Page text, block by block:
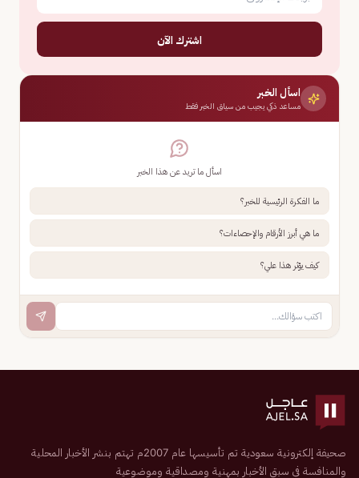
اشترك الآن
اسأل الخبر
مساعد ذكي يجيب من سياق الخبر فقط
اسأل ما تريد عن هذا الخبر
ما الفكرة الرئيسية للخبر؟
ما هي أبرز الأرقام والإحصاءات؟
كيف يؤثر هذا علي؟
صحيفة إلكترونية سعودية تم تأسيسها عام 2007م تهتم بنشر الأخبار المحلية
والمنافسة في سبق الأخبار بمهنية ومصداقية وموضوعية